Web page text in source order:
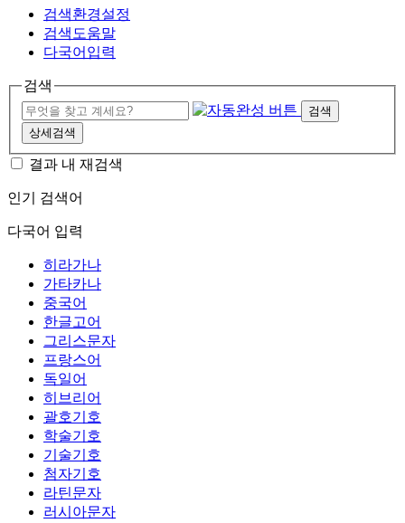
검색환경설정
검색도움말
다국어입력
검색
검색
상세검색
결과 내 재검색
인기 검색어
다국어 입력
히라가나
가타카나
중국어
한글고어
그리스문자
프랑스어
독일어
히브리어
괄호기호
학술기호
기술기호
첨자기호
라틴문자
러시아문자